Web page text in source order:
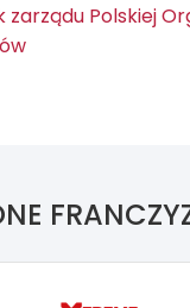
zarządu Polskiej